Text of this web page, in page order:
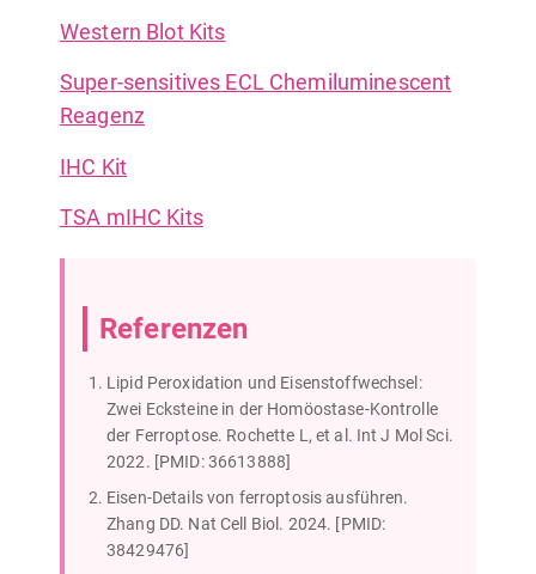
Western Blot Kits
Super-sensitives ECL Chemiluminescent
Reagenz
IHC Kit
TSA mIHC Kits
Referenzen
Lipid Peroxidation und Eisenstoffwechsel:
Zwei Ecksteine in der Homöostase-Kontrolle
der Ferroptose. Rochette L, et al. Int J Mol Sci.
2022. [PMID: 36613888]
Eisen-Details von ferroptosis ausführen.
Zhang DD. Nat Cell Biol. 2024. [PMID:
38429476]